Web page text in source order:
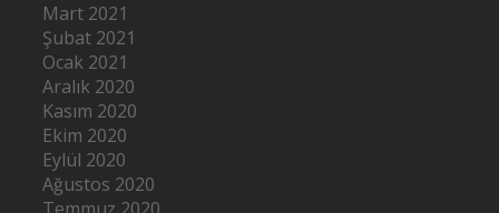
Mart 2021
Şubat 2021
Ocak 2021
Aralık 2020
Kasım 2020
Ekim 2020
Eylül 2020
Ağustos 2020